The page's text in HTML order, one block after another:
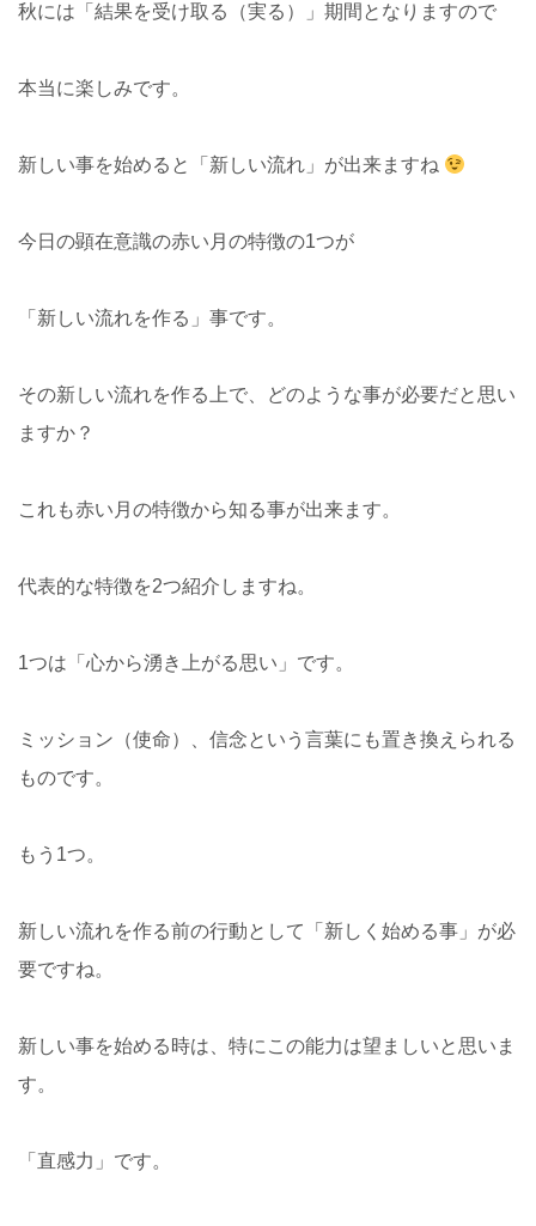
秋には「結果を受け取る（実る）」期間となりますので
本当に楽しみです。
新しい事を始めると「新しい流れ」が出来ますね
今日の顕在意識の赤い月の特徴の1つが
「新しい流れを作る」事です。
その新しい流れを作る上で、どのような事が必要だと思い
ますか？
これも赤い月の特徴から知る事が出来ます。
代表的な特徴を2つ紹介しますね。
1つは「心から湧き上がる思い」です。
ミッション（使命）、信念という言葉にも置き換えられる
ものです。
もう1つ。
新しい流れを作る前の行動として「新しく始める事」が必
要ですね。
新しい事を始める時は、特にこの能力は望ましいと思いま
す。
「直感力」です。